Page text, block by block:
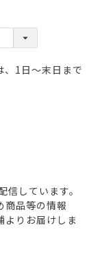
、1日～末日まで
信しています。
商品等の情報
よりお届けしま